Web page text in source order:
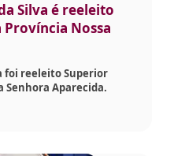
Silva é reeleito
Nossa
foi reeleito Superior
Senhora Aparecida.